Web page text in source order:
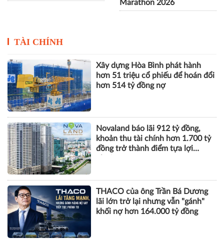
Marathon 2026
TÀI CHÍNH
Xây dựng Hòa Bình phát hành
hơn 51 triệu cổ phiếu để hoán đổi
hơn 514 tỷ đồng nợ
Novaland báo lãi 912 tỷ đồng,
khoản thu tài chính hơn 1.700 tỷ
đồng trở thành điểm tựa lợi
THACO của ông Trần Bá Dương
lãi lớn trở lại nhưng vẫn "gánh"
khối nợ hơn 164.000 tỷ đồng